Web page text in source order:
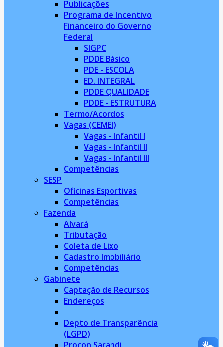
Publicações
Programa de Incentivo
Financeiro do Governo
Federal
SIGPC
PDDE Básico
PDE - ESCOLA
ED. INTEGRAL
PDDE QUALIDADE
PDDE - ESTRUTURA
Termo/Acordos
Vagas (CEMEI)
Vagas - Infantil I
Vagas - Infantil II
Vagas - Infantil III
Competências
SESP
Oficinas Esportivas
Competências
Fazenda
Alvará
Tributação
Coleta de Lixo
Cadastro Imobiliário
Competências
Gabinete
Captação de Recursos
Endereços
Depto de Transparência
(LGPD)
Procon Sarandi